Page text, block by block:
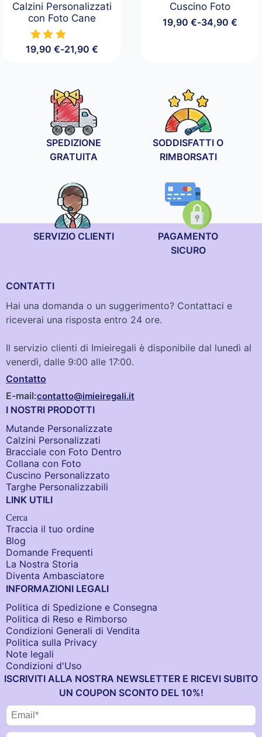
Calzini Personalizzati
con Foto Cane
19,90€-21,90€
Fascia
19,90 €
a
21,90 €
Cuscino Foto
19,90 €-34,90 €
Fascia
34,90 €
SPEDIZIONE
GRATUITA
SODDISFATTI O
RIMBORSATI
SERVIZIO CLIENTI
PAGAMENTO
SICURO
CONTATTI
Hai una domanda o un suggerimento? Contattaci e
riceverai una risposta entro 24 ore.
Il servizio clienti di Imieiregali è disponibile dal lunedì al
venerdì, dalle 9:00 alle 17:00.
Contatto
E-mail:contatto@imieiregali.it
I NOSTRI PRODOTTI
Mutande Personalizzate
Calzini Personalizzati
Bracciale con Foto Dentro​
Collana con Foto
Cuscino Personalizzato
Targhe Personalizzabili
LINK UTILI
Cerca
Traccia il tuo ordine
Blog
Domande Frequenti
La Nostra Storia
Diventa Ambasciatore
INFORMAZIONI LEGALI
Politica di Spedizione e Consegna
Politica di Reso e Rimborso
Condizioni Generali di Vendita
Politica sulla Privacy
Note legali
Condizioni d'Uso
ISCRIVITI ALLA NOSTRA NEWSLETTER E RICEVI SUBITO
UN COUPON SCONTO DEL 10%!